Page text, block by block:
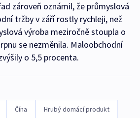
zároveň oznámil, že průmyslová
tržby v září rostly rychleji, než
výroba meziročně stoupla o
se nezměnila. Maloobchodní
o 5,5 procenta.
Čína Hrubý domácí produkt